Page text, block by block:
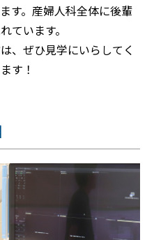
す。産婦人科全体に後輩
ています。
、ぜひ見学にいらしてく
す！